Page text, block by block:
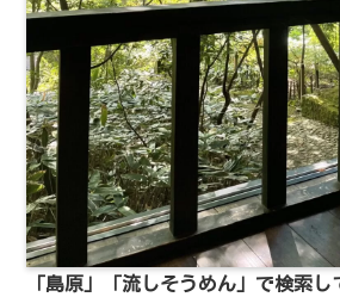
「島原」「流しそうめん」で検索し